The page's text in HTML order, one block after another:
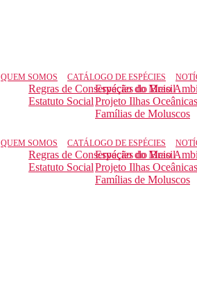
QUEM SOMOS
Regras de Conservação do Meio
Estatuto Social
CATÁLOGO DE ESPÉCIES
Espécies do Brasil
Projeto Ilhas Oceânicas
Famílias de Moluscos
QUEM SOMOS
Regras de Conservação do Meio
Estatuto Social
CATÁLOGO DE ESPÉCIES
Espécies do Brasil
Projeto Ilhas Oceânicas
Famílias de Moluscos